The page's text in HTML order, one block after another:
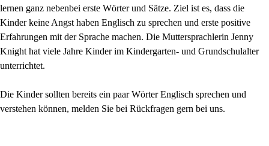
lernen ganz nebenbei erste Wörter und Sätze. Ziel ist es, dass die
Kinder keine Angst haben Englisch zu sprechen und erste positive
Erfahrungen mit der Sprache machen. Die Muttersprachlerin Jenny
Knight hat viele Jahre Kinder im Kindergarten- und Grundschulalter
unterrichtet.
Die Kinder sollten bereits ein paar Wörter Englisch sprechen und
verstehen können, melden Sie bei Rückfragen gern bei uns.